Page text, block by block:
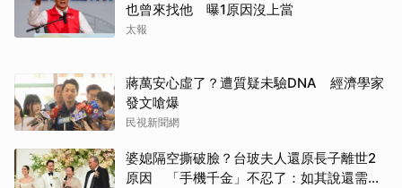
也曾來找他 曝1原因沒上當
太報
蔣萬安心虛了？遭質疑未驗DNA 經濟學家
發文嗆爆
民視新聞網
婆媳隔空撕破臉？台玻夫人還原長子離世2
原因 「手機千金」不忍了：如其說還需要